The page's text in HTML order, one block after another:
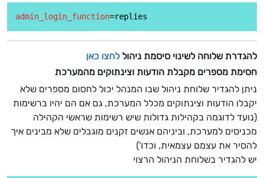
admin_login_function
להגדרת שלוחה לשינוי סיסמת ניהוללחצו כאן
חסימת מספרים מקבלת הודעות וצינתוקים מהמערכת
ניתן להגדיר שלוחת ניהול שבו המנהל יכול לחסום מספרים שלא
יקבלו הודעות וצינתוקים מכלל המערכת, גם אם הם יהיו ברשימות
(נועד לדוגמה בקהילות גדולות שיש רשימות שראשי הקהילה
מכניסים למערכת, וביניהם אנשים זקנים מוגבלים שלא מבינים איך
להסיר את עצמם עצמאית, וכדו')
יש להגדיר בשלוחת הניהול הרצוי